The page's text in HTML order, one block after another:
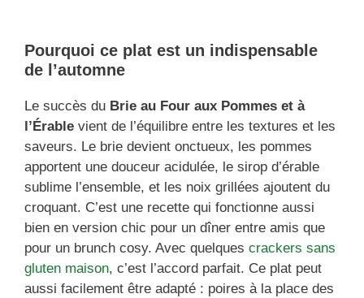
Pourquoi ce plat est un indispensable
de l’automne
Le succès du Brie au Four aux Pommes et à
l’Érable vient de l’équilibre entre les textures et les
saveurs. Le brie devient onctueux, les pommes
apportent une douceur acidulée, le sirop d’érable
sublime l’ensemble, et les noix grillées ajoutent du
croquant. C’est une recette qui fonctionne aussi
bien en version chic pour un dîner entre amis que
pour un brunch cosy. Avec quelques crackers sans
gluten maison, c’est l’accord parfait. Ce plat peut
aussi facilement être adapté : poires à la place des